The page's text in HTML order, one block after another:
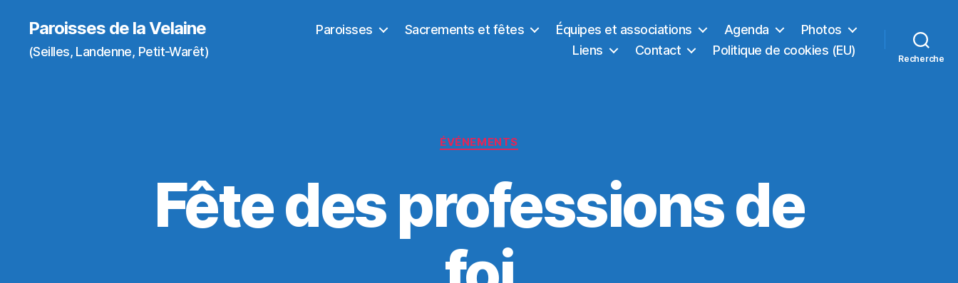
Paroisses de la Velaine
(Seilles, Landenne, Petit-Warêt)
Paroisses Sacrements et fêtes Équipes et associations Agenda
Photos
Liens
Contact Politique de cookies (EU)
Recherche
Catégories
ÉVÉNEMENTS
Fête des professions de